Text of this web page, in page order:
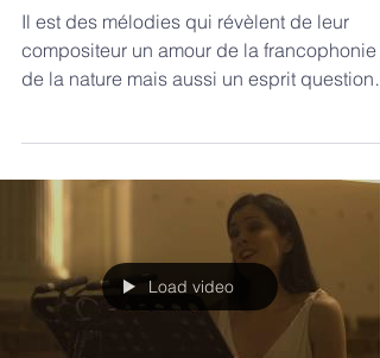
par Patrick Poivre d'Arvor
Il est des mélodies qui révèlent de leur
compositeur un amour de la francophonie
par...
Load video